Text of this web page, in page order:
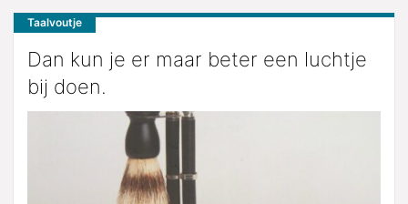
Taalvoutje
Dan kun je er maar beter een luchtje
bij doen.